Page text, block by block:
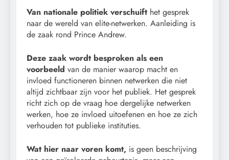
Van nationale politiek verschuift het gesprek
naar de wereld van elite-netwerken. Aanleiding is
de zaak rond Prince Andrew.
Deze zaak wordt besproken als een
voorbeeld van de manier waarop macht en
invloed functioneren binnen netwerken die niet
altijd zichtbaar zijn voor het publiek. Het gesprek
richt zich op de vraag hoe dergelijke netwerken
werken, hoe ze invloed uitoefenen en hoe ze zich
verhouden tot publieke instituties.
Wat hier naar voren komt, is geen beschrijving